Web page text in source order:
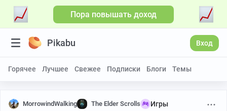
Пора повышать доход
Pikabu Вход
Горячее Лучшее Свежее Подписки Блоги Темы
MorrowindWalking The Elder Scrolls Игры